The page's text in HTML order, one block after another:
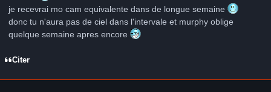
je recevrai mo cam equivalente dans de longue semaine
donc tu n'aura pas de ciel dans l'intervale et murphy oblige
quelque semaine apres encore
Citer